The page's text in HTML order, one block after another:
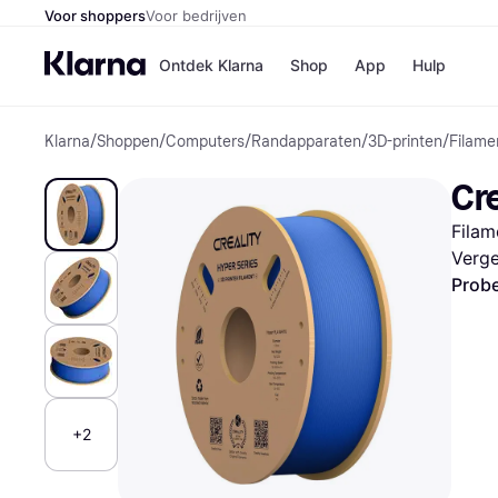
Voor shoppersVoor bedrijven
Ontdek Klarna Shop
Winkels
Bol
H&M
App Hulp
Klarna/Shoppen/Computers/Randapparaten/3D-printen/
+2